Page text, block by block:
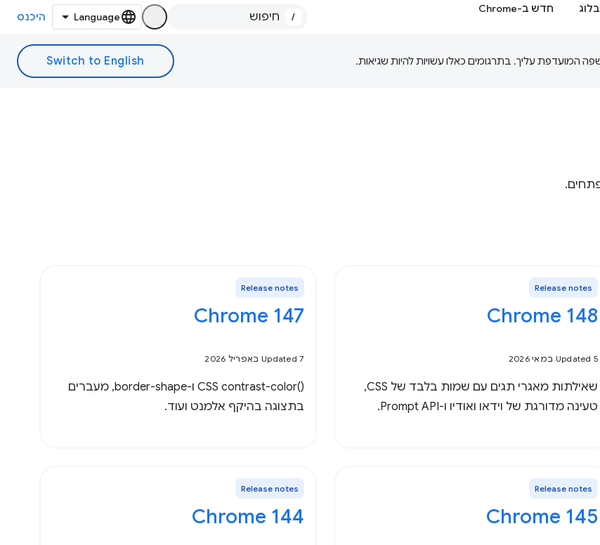
בלוג חדש ב-Chrome
/ היכנס
Release notes
Chrome 148
Updated 5 במאי 2026
שאילתות מאגרי תגים עם שמות בלבד של CSS,
טעינה מדורגת של וידאו ואודיו ו-Prompt API.
Release notes
Chrome 147
Updated 7 באפריל 2026
‫CSS contrast-color()‎ ו-border-shape, מעברים
בתצוגה בהיקף אלמנט ועוד.
Release notes
Chrome 145
Release notes
Chrome 144